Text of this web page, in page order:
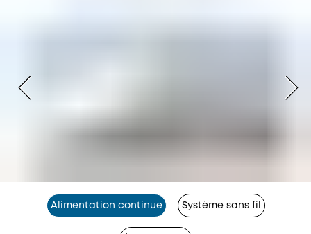
Alimentation continue Système sans fil